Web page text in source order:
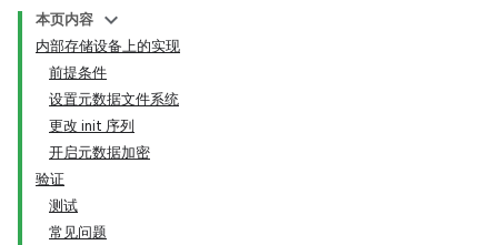
本页内容
内部存储设备上的实现
前提条件
设置元数据文件系统
更改 init 序列
开启元数据加密
验证
测试
常见问题